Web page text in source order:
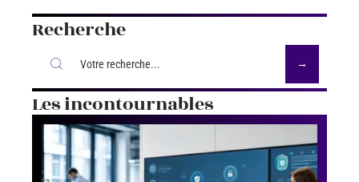
Recherche
Les incontournables